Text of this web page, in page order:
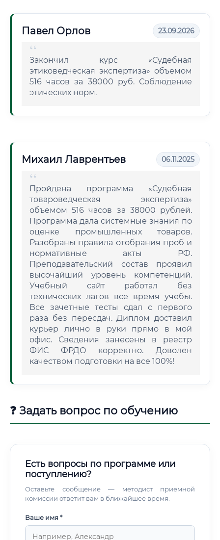
Павел Орлов 23.09.2026
Закончил курс «Судебная
этиковедческая экспертиза» объемом
516 часов за 38000 руб. Соблюдение
этических норм.
Михаил Лаврентьев 06.11.2025
Пройдена программа «Судебная
товароведческая экспертиза»
объемом 516 часов за 38000 рублей.
Программа дала системные знания по
оценке промышленных товаров.
Разобраны правила отобрания проб и
нормативные акты РФ.
Преподавательский состав проявил
высочайший уровень компетенций.
Учебный сайт работал без
технических лагов все время учебы.
Все зачетные тесты сдал с первого
раза без пересдач. Диплом доставил
курьер лично в руки прямо в мой
офис. Сведения занесены в реестр
ФИС ФРДО корректно. Доволен
качеством подготовки на все 100%!
❓ Задать вопрос по обучению
Есть вопросы по программе или
поступлению?
Оставьте сообщение — методист приемной
комиссии ответит вам в ближайшее время.
Ваше имя *